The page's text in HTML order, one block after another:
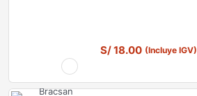
S/18.00 (Incluye IGV)